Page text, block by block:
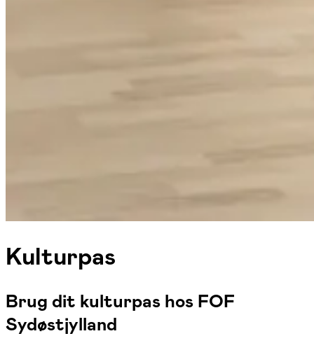
Kulturpas
Brug dit kulturpas hos FOF
Sydøstjylland